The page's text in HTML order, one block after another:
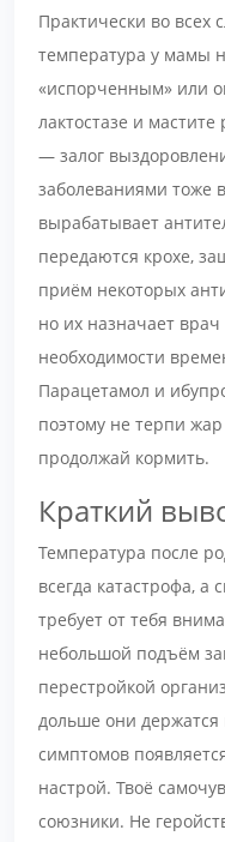
Практически во всех
температура у мамы
«испорченным» или
лактостазе и
— залог
заболеваниями тоже
вырабатывает
передаются крохе,
приём некоторых
но их назначает
необходимости
Парацетамол и
поэтому не терпи
продолжай кормить.
Краткий
Температура после
всегда катастрофа, а
требует от тебя
небольшой подъём
перестройкой
дольше они
симптомов
настрой. Твоё
союзники. Не